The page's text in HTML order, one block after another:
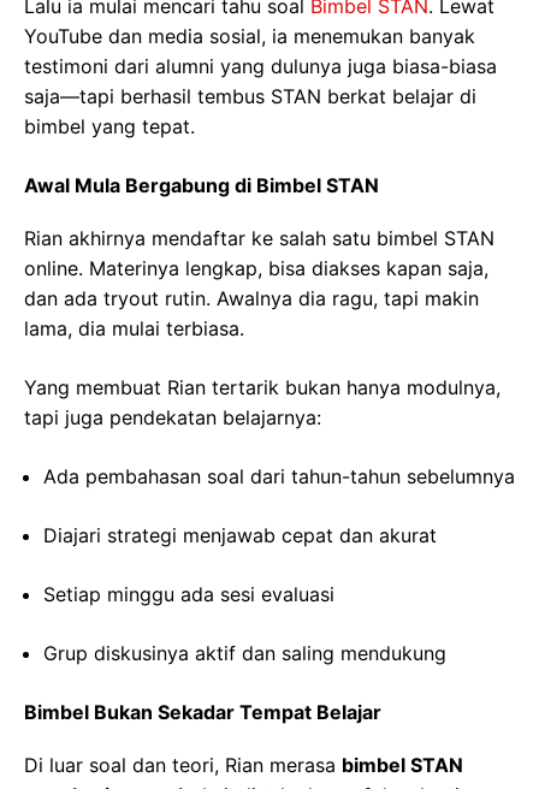
Lalu ia mulai mencari tahu soal Bimbel STAN. Lewat
YouTube dan media sosial, ia menemukan banyak
testimoni dari alumni yang dulunya juga biasa-biasa
saja—tapi berhasil tembus STAN berkat belajar di
bimbel yang tepat.
Awal Mula Bergabung di Bimbel STAN
Rian akhirnya mendaftar ke salah satu bimbel STAN
online. Materinya lengkap, bisa diakses kapan saja,
dan ada tryout rutin. Awalnya dia ragu, tapi makin
lama, dia mulai terbiasa.
Yang membuat Rian tertarik bukan hanya modulnya,
tapi juga pendekatan belajarnya:
Ada pembahasan soal dari tahun-tahun sebelumnya
Diajari strategi menjawab cepat dan akurat
Setiap minggu ada sesi evaluasi
Grup diskusinya aktif dan saling mendukung
Bimbel Bukan Sekadar Tempat Belajar
Di luar soal dan teori, Rian merasa bimbel STAN